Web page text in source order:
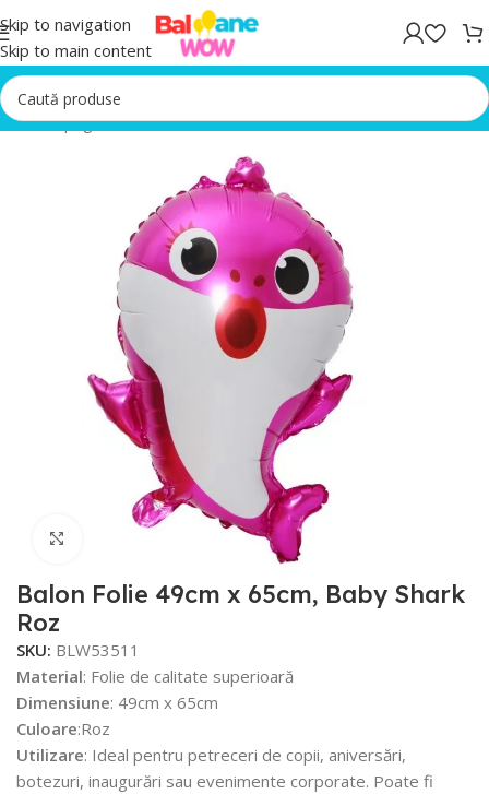
Skip to navigation
Skip to main content
Prima pagină/Baloane Animale
Faceți click pentru a mări
Balon Folie 49cm x 65cm, Baby Shark
Roz
SKU: BLW53511
Material: Folie de calitate superioară
Dimensiune: 49cm x 65cm
Culoare:Roz
Utilizare: Ideal pentru petreceri de copii, aniversări,
botezuri, inaugurări sau evenimente corporate. Poate fi